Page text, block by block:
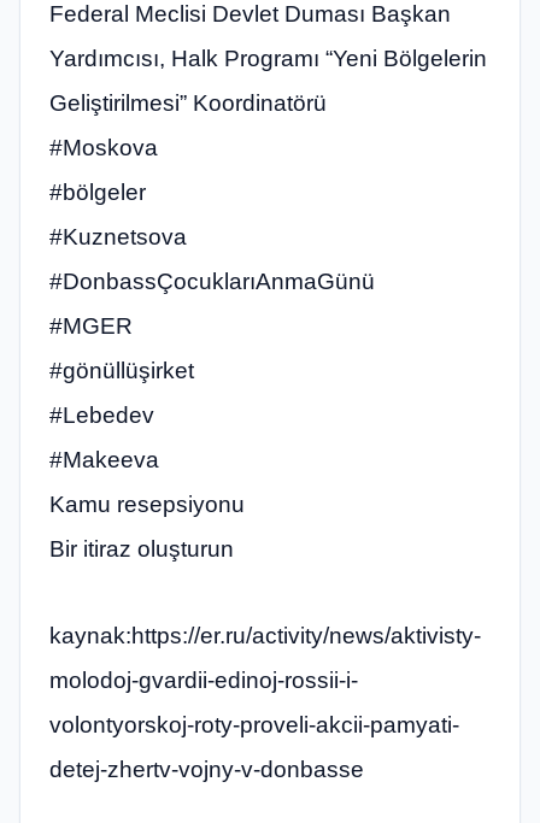
Federal Meclisi Devlet Duması Başkan
Yardımcısı, Halk Programı “Yeni Bölgelerin
Geliştirilmesi” Koordinatörü
#Moskova
#bölgeler
#Kuznetsova
#DonbassÇocuklarıAnmaGünü
#‎MGER
#gönüllüşirket
#Lebedev
#Makeeva
Kamu resepsiyonu
Bir itiraz oluşturun
kaynak:https://er.ru/activity/news/aktivisty-
molodoj-gvardii-edinoj-rossii-i-
volontyorskoj-roty-proveli-akcii-pamyati-
detej-zhertv-vojny-v-donbasse